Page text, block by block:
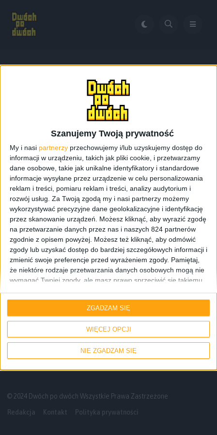
Szanujemy Twoją prywatność
My i nasi partnerzy przechowujemy i/lub uzyskujemy dostęp do
informacji w urządzeniu, takich jak pliki cookie, i przetwarzamy
dane osobowe, takie jak unikalne identyfikatory i standardowe
informacje wysyłane przez urządzenie w celu personalizowania
reklam i treści, pomiaru reklam i treści, analizy audytorium i
rozwój usług. Za Twoją zgodą my i nasi partnerzy możemy
wykorzystywać precyzyjne dane geolokalizacyjne i identyfikację
przez skanowanie urządzeń. Możesz kliknąć, aby wyrazić zgodę
na przetwarzanie danych przez nas i naszych 824 partnerów
zgodnie z opisem powyżej. Możesz też kliknąć, aby odmówić
zgody lub uzyskać dostęp do bardziej szczegółowych informacji i
zmienić swoje preferencje przed wyrażeniem zgody. Pamiętaj,
że niektóre rodzaje przetwarzania danych osobowych mogą nie
wymagać Twojej zgody, ale masz prawo sprzeciwić się takiemu
do tej witryny. Możesz w dowolnym momencie zmienić swoje
preferencje lub wycofać zgodę, wracając na tę stronę i klikając
przycisk "Prywatność" na dole strony.
WIĘCEJ OPCJI
NIE ZGADZAM SIĘ
ZGADZAM SIĘ
Solidigm P44 Pro
Solidigm P44 Pro
Miałem spore oczekiwania. Solidigm P44
Pro 1 TB – recenzja
© 2024 Dwóch po dwóch Wszystkie Prawa Zastrzeżone
Redakcja Kontakt Polityka prywatności